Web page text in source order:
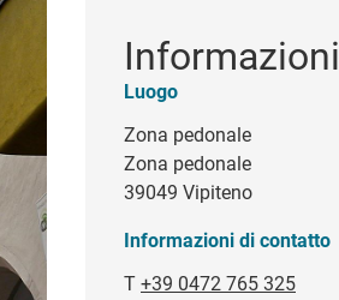
Informazioni
Luogo
Zona pedonale
Zona pedonale
39049 Vipiteno
Informazioni di contatto
T +39 0472 765 325